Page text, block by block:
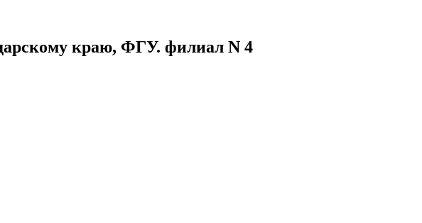
краю, ФГУ. филиал N 4